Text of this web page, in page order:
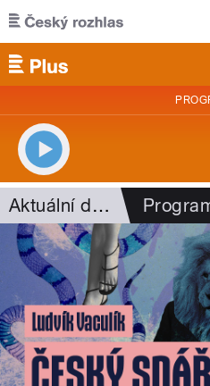
Přejít k hlavnímu obsahu
Aktuální dění